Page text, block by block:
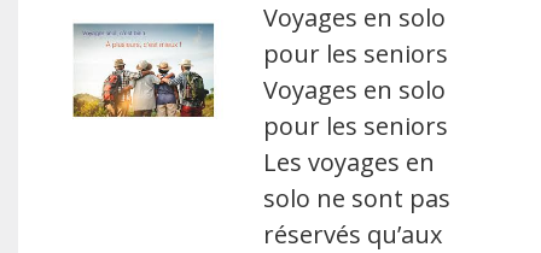
Voyages en solo
pour les seniors
Voyages en solo
pour les seniors
Les voyages en
solo ne sont pas
réservés qu’aux